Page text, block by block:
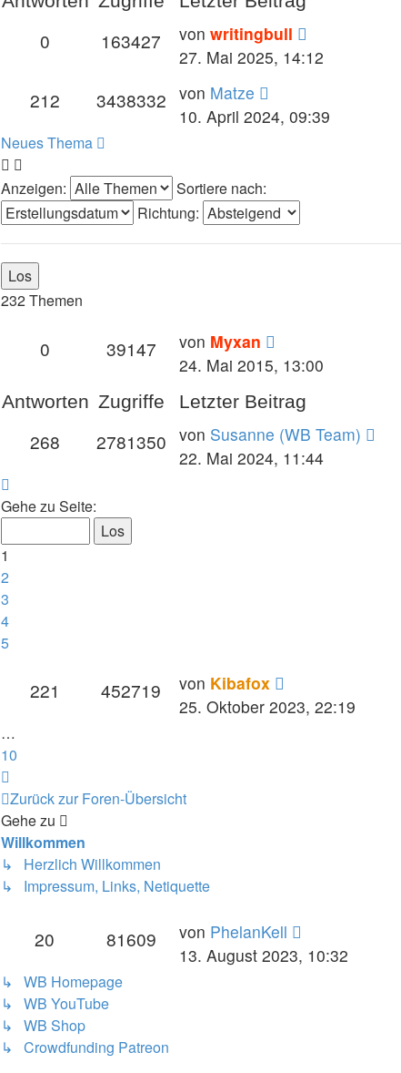
0 163427 von writingbull
27. Mai 2025, 14:12
212 3438332 von Matze
10. April 2024, 09:39
0 39147 von Myxan
24. Mai 2015, 13:00
Antworten Zugriffe
Letzter Beitrag
268 2781350 von Susanne (WB Team)
22. Mai 2024, 11:44
221 452719 von Kibafox
25. Oktober 2023, 22:19
20 81609 von PhelanKell
13. August 2023, 10:32
Neues Thema
Anzeigen:
Sortiere nach:
Richtung:
232 Themen
1
10
Gehe zu Seite:
1
2
3
4
5
…
10
Zurück zur Foren-Übersicht
Gehe zu
Willkommen
↳ Herzlich Willkommen
↳ Impressum, Links, Netiquette
↳ WB Homepage
↳ WB YouTube
↳ WB Shop
↳ Crowdfunding Patreon